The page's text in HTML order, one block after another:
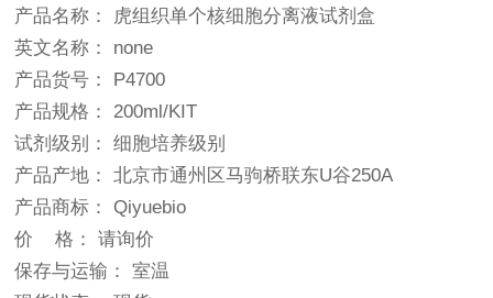
产品名称： 虎组织单个核细胞分离液试剂盒
英文名称： none
产品货号： P4700
产品规格： 200ml/KIT
试剂级别： 细胞培养级别
产品产地： 北京市通州区马驹桥联东U谷250A
产品商标： Qiyuebio
价 格： 请询价
保存与运输： 室温